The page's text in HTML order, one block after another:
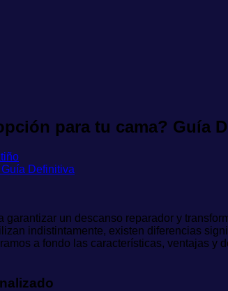
para tu cama? Guía
garantizar un descanso reparador y
indistintamente, existen diferencias
a fondo las características, ventajas y